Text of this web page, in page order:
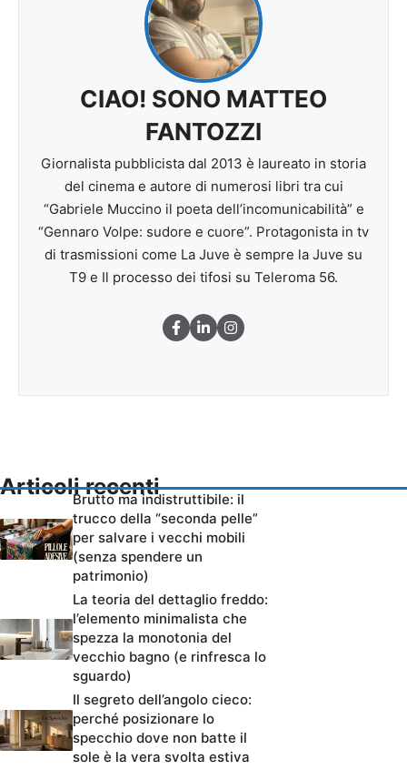
CIAO! SONO MATTEO
FANTOZZI
Giornalista pubblicista dal 2013 è laureato in storia
del cinema e autore di numerosi libri tra cui
“Gabriele Muccino il poeta dell’incomunicabilità” e
“Gennaro Volpe: sudore e cuore”. Protagonista in tv
di trasmissioni come La Juve è sempre la Juve su
T9 e Il processo dei tifosi su Teleroma 56.
Articoli recenti
Brutto ma indistruttibile: il
trucco della “seconda pelle”
per salvare i vecchi mobili
(senza spendere un
patrimonio)
La teoria del dettaglio freddo:
l’elemento minimalista che
spezza la monotonia del
vecchio bagno (e rinfresca lo
sguardo)
Il segreto dell’angolo cieco:
perché posizionare lo
specchio dove non batte il
sole è la vera svolta estiva